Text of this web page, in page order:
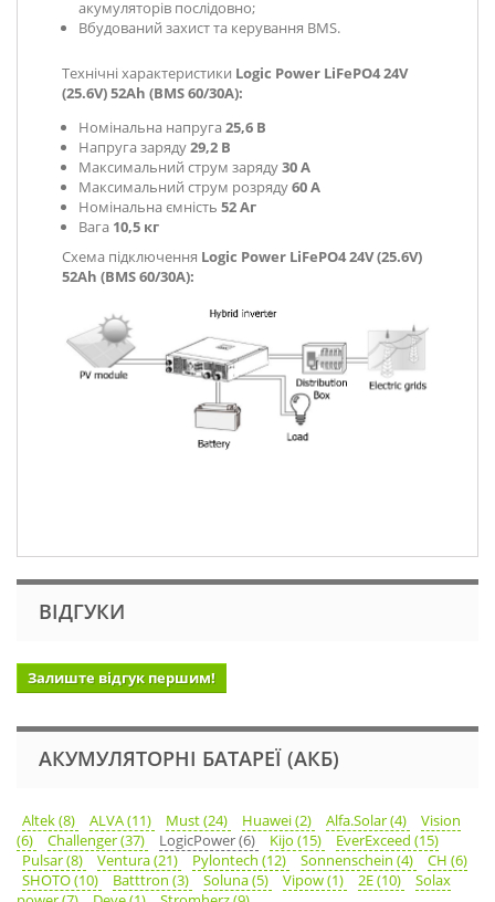
акумуляторів послідовно;
Вбудований захист та керування BMS.
Технічні характеристики Logic Power LiFePO4 24V
(25.6V) 52Ah (BMS 60/30A):
Номінальна напруга25,6 В
Напруга заряду29,2 В
Максимальний струм заряду30А
Максимальний струм розряду60 A
Номінальна ємність 52 Аг
Вага 10,5 кг
Схема підключення Logic Power LiFePO4 24V (25.6V)
52Ah (BMS 60/30A):
ВІДГУКИ
Залиште відгук першим!
АКУМУЛЯТОРНІ БАТАРЕЇ (АКБ)
Altek (8) ALVA (11) Must (24) Huawei (2) Alfa.Solar (4)
Vision
(6)
Challenger (37) LogicPower (6) Kijo (15)
EverExceed (15)
Pulsar (8)
Ventura (21) Pylontech (12) Sonnenschein (4)
CH (6)
SHOTO (10)
Batttron (3) Soluna (5) Vipow (1) 2E (10)
Solax